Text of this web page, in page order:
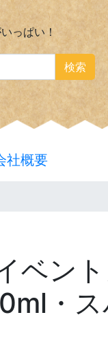
っぱい！
検索
社概要
ベン
・